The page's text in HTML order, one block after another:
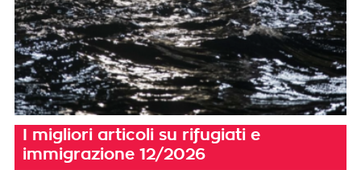
I migliori articoli su rifugiati e
immigrazione 12/2026